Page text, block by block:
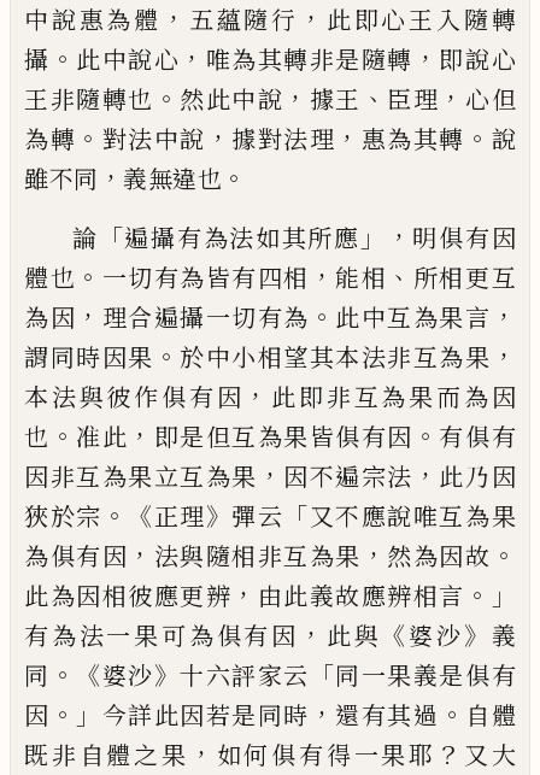
中說惠為體 ， 五蘊隨行 ， 此即心王入隨轉
攝 。 此中說心 ， 唯為其轉非是隨轉 ， 即說心
王非隨轉也 。 然此中說 ， 據王 、 臣理 ， 心但
為轉 。 對法中說 ， 據對法理 ， 惠為其轉 。 說
雖不同 ， 義無違也 。
論 「遍攝有為法如其所應 」， 明俱有因
體也 。 一切有為皆有四相 ， 能相 、 所相更互
為因 ， 理合遍攝一切有為 。 此中互為果言 ，
謂同時因果 。 於中小相望其本法非互為果 ，
本法與彼作俱有因 ， 此即非互為果而為因
也 。 准此 ， 即是但互為果皆俱有因 。 有俱有
因非互為果立互為果 ， 因不遍宗法 ， 此乃因
狹於宗 。 《正理》 彈云 「又不應說唯互為果
為俱有因 ， 法與隨相非互為果 ， 然為因故 。
此為因相彼應更辨 ， 由此義故應辨相言 。」
有為法一果可為俱有因 ， 此與 《婆沙》 義
同 。《婆沙》十六評家云 「同一果義是俱有
因 。」 今詳此因若是同時 ， 還有其過 。 自體
既非自體之果 ， 如何俱有得一果耶 ？ 又大